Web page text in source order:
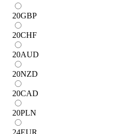
20GBP
20CHF
20AUD
20NZD
20CAD
20PLN
24EUR